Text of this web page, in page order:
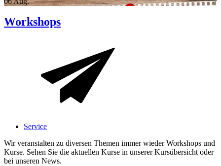
Workshops
Service
Wir veranstalten zu diversen Themen immer wieder Workshops und
Kurse. Sehen Sie die aktuellen Kurse in unserer Kursübersicht oder
bei unseren News.